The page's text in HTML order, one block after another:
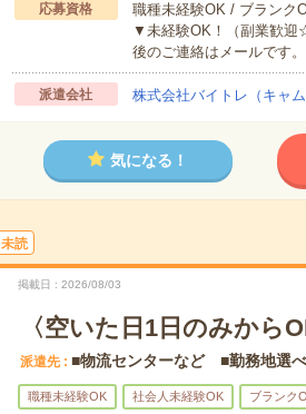
応募資格
職種未経験OK / ブランク
▼未経験OK！（副業歓
後のご連絡はメールです
派遣会社 株式会社バイトレ（キャム
気になる！
未読
掲載日 2026/08/03
〈空いた日1日のみから
派遣先 ■物流センターなど ■勤務地選
職種未経験OK 社会人未経験OK ブランク